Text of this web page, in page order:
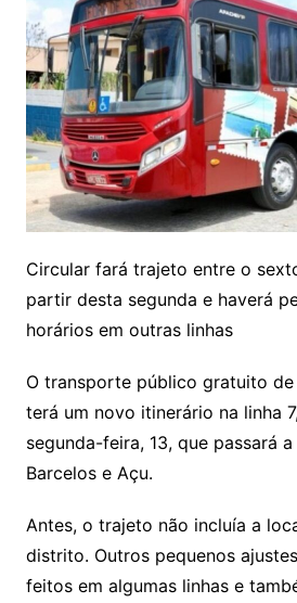
Circular fará trajeto entre o
partir desta segunda e haverá
horários em outras linhas
O transporte público gratuito de
terá um novo itinerário na linha
segunda-feira, 13, que passará
Barcelos e Açu.
Antes, o trajeto não incluía a
distrito. Outros pequenos
feitos em algumas linhas e